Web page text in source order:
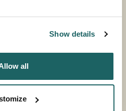
Show details
all